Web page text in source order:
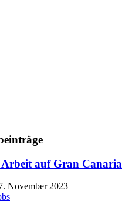
Arbeit auf Gran Canaria
November 2023